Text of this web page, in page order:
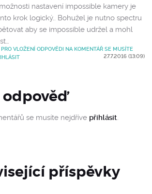
27.7.2016 (13:09)
nastavení impossible kamery je
krok logický.. Bohužel je nutno spectru
aby se impossible udržel a mohl
PRO VLOŽENÍ ODPOVĚDI NA KOMENTÁŘ SE MUSÍTE
se musíte nejdříve přihlásit.
příspěvky